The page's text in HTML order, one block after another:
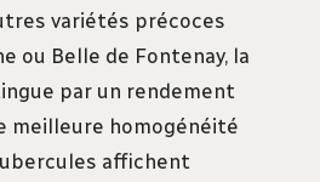
variétés précoces
ou Belle de Fontenay, la
par un rendement
meilleure homogénéité
affichent